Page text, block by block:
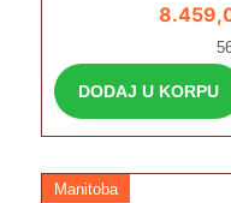
DODAJ U KORPU
Manitoba